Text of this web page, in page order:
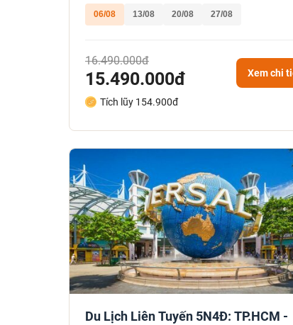
06/08 13/08 20/08 27/08
16.490.000đ
15.490.000đ Xem chi
Tích lũy 154.900đ
Du Lịch Liên Tuyến 5N4Đ: TP.HCM -